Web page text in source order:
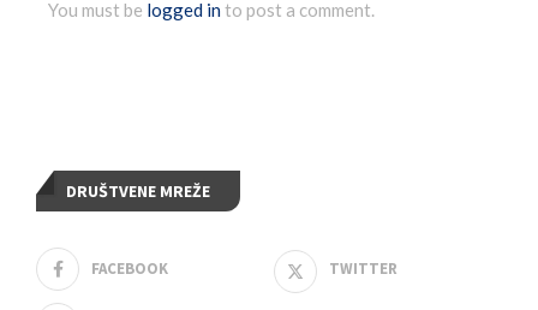
You must be logged into post a comment.
DRUŠTVENE MREŽE
FACEBOOK TWITTER